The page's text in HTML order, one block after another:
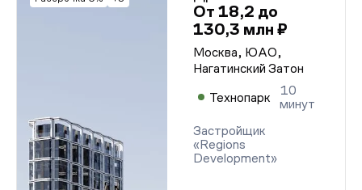
От 18,2 до
130,3 млн ₽
Москва, ЮАО,
Нагатинский Затон
Технопарк
10
минут
Застройщик
«Regions
Development»